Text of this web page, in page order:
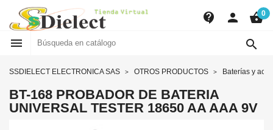
contact_support person shopping_basket0
 
SSDIELECT ELECTRONICA SAS OTROS PRODUCTOS Baterías y
BT-168 PROBADOR DE BATERIA
UNIVERSAL TESTER 18650 AA AAA 9V